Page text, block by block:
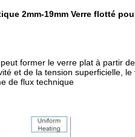
2mm-19mm Verre flotté
former le verre plat à partir
et de la tension superficielle,
de flux technique